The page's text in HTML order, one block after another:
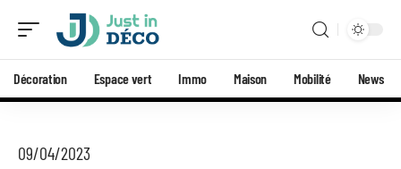
Décoration Espace vert Immo Maison Mobilité News
09/04/2023